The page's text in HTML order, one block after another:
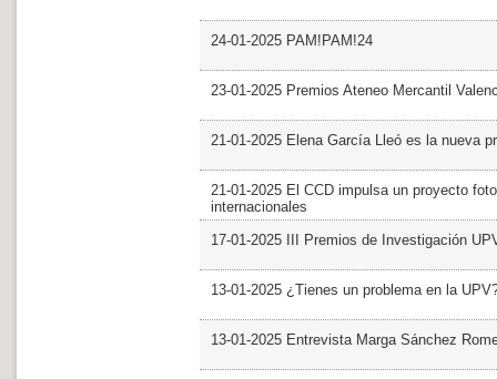
24-01-2025 PAM!PAM!24
23-01-2025 Premios Ateneo Mercantil
21-01-2025 Elena García Lleó es la nueva
21-01-2025 El CCD impulsa un proyecto
internacionales
17-01-2025 III Premios de Investigación
13-01-2025 ¿Tienes un problema en la
13-01-2025 Entrevista Marga Sánchez